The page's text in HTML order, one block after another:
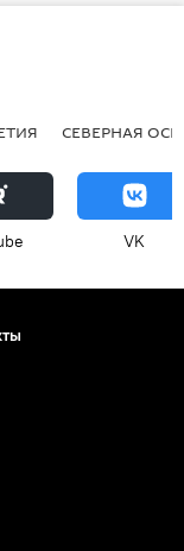
СЕВЕРНАЯ
VK